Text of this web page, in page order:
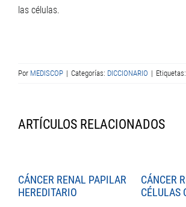
las células.
Por MEDISCOP | Categorías: DICCIONARIO | Etiquetas:
ARTÍCULOS RELACIONADOS
CÁNCER RENAL PAPILAR
HEREDITARIO
CÁNCER
CÉLULAS